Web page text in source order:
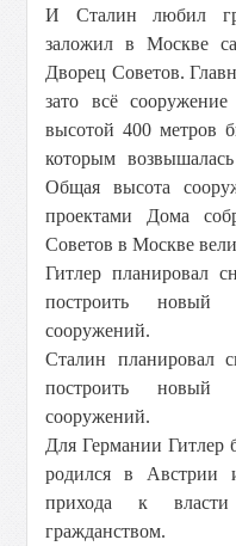
И Сталин любил
заложил в Москве
Дворец Советов.
зато всё
высотой 400 метров
которым
Общая высота
проектами Дома
Советов в Москве
Гитлер планировал
построить новый
сооружений.
Сталин планировал
построить новый
сооружений.
Для Германии Гитлер
родился в Австрии
прихода к
гражданством.